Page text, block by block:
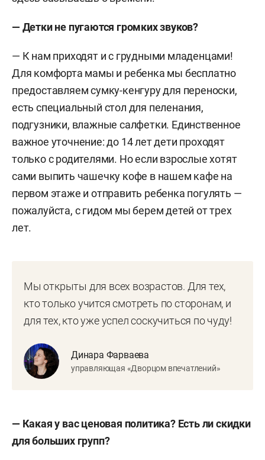
— Детки не пугаются громких звуков?
— К нам приходят и с грудными младенцами!
Для комфорта мамы и ребенка мы бесплатно
предоставляем сумку-кенгуру для переноски,
есть специальный стол для пеленания,
подгузники, влажные салфетки. Единственное
важное уточнение: до 14 лет дети проходят
только с родителями. Но если взрослые хотят
сами выпить чашечку кофе в нашем кафе на
первом этаже и отправить ребенка погулять —
пожалуйста, с гидом мы берем детей от трех
лет.
Мы открыты для всех возрастов. Для тех,
кто только учится смотреть по сторонам, и
для тех, кто уже успел соскучиться по чуду!
Динара Фарваева
управляющая «Дворцом впечатлений»
— Какая у вас ценовая политика? Есть ли скидки
для больших групп?